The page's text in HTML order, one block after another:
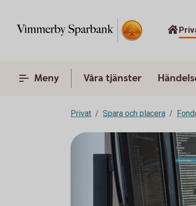
Meny Våra tjänster
Privat Spara och placera